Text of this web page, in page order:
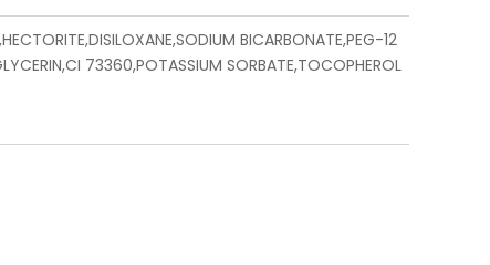
BICARBONATE,PEG-12
73360,POTASSIUM SORBATE,TOCOPHEROL